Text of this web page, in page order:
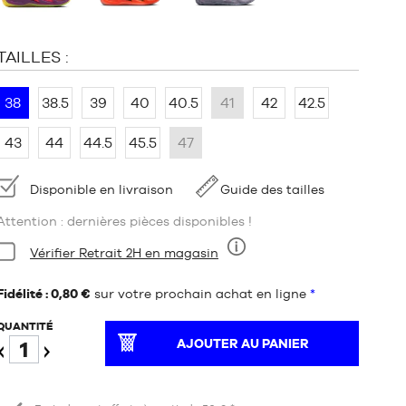
:
38 38.5 39 40 40.5 41 42 42.5
43 44 44.5 45.5 47
Disponible en livraison Guide des tailles
: dernières pièces disponibles !
Vérifier Retrait 2H en magasin
: 0,80 € sur votre prochain achat en ligne *
AJOUTER AU PANIER